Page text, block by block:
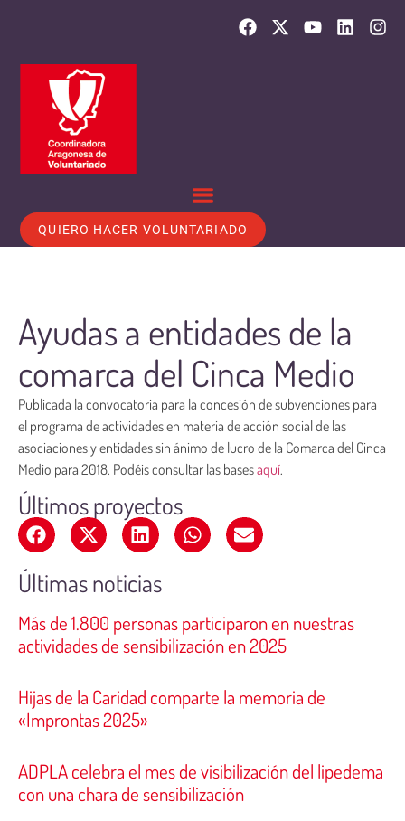
QUIERO HACER VOLUNTARIADO
Ayudas a entidades de la
comarca del Cinca Medio
Publicada la convocatoria para la concesión de subvenciones para
el programa de actividades en materia de acción social de las
asociaciones y entidades sin ánimo de lucro de la Comarca del Cinca
Medio para 2018. Podéis consultar las basesaquí.
Últimos proyectos
Últimas noticias
Más de 1.800 personas participaron en nuestras
actividades de sensibilización en 2025
Hijas de la Caridad comparte la memoria de
«Improntas 2025»
ADPLA celebra el mes de visibilización del lipedema
con una chara de sensibilización